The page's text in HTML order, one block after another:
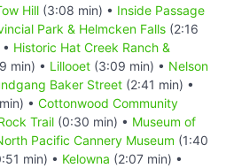
Hill (3:08 min) • Inside Passage
Park & Helmcken Falls (2:16
Historic Hat Creek Ranch &
min) • Lillooet (3:09 min) • Nelson
Baker Street (2:41 min) •
• Cottonwood Community
Trail (0:30 min) • Museum of
Pacific Cannery Museum (1:40
min) • Kelowna (2:07 min) •